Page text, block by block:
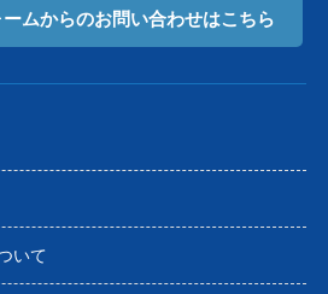
ームからのお問い合わせはこちら
いて